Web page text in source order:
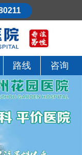
路线 咨询